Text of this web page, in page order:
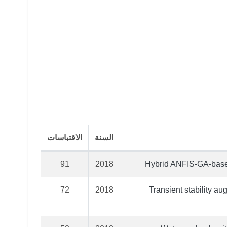
السنة الاقتباسات
Hybrid
2018
91
Transient stability
2018
72